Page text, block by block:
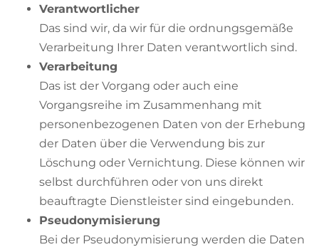
Verantwortlicher
Das sind wir, da wir für die ordnungsgemäße
Verarbeitung Ihrer Daten verantwortlich sind.
Verarbeitung
Das ist der Vorgang oder auch eine
Vorgangsreihe im Zusammenhang mit
personenbezogenen Daten von der Erhebung
der Daten über die Verwendung bis zur
Löschung oder Vernichtung. Diese können wir
selbst durchführen oder von uns direkt
beauftragte Dienstleister sind eingebunden.
Pseudonymisierung
Bei der Pseudonymisierung werden die Daten